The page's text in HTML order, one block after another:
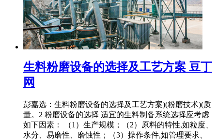
生料粉磨设备的选择及工艺方案 豆丁
网
彭嘉选：生料粉磨设备的选择及工艺方案)(粉磨技术)(质
量。2 粉磨设备的选择 适宜的生料制备系统选择应考虑
如下因素： （1）生产规模；（2）原料的特性,如粒度、
水分、易磨性、磨蚀性；（3）操作条件,如管理要求、